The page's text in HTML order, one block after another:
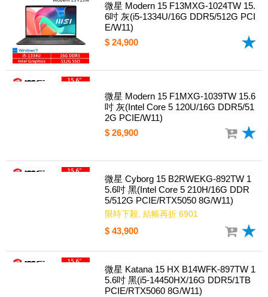
微星 Modern 15 F13MXG-1024TW 15.
6吋 灰(i5-1334U/16G DDR5/512G PCI
E/W11)
$ 24,900
微星 Modern 15 F1MXG-1039TW 15.6
吋 灰(Intel Core 5 120U/16G DDR5/51
2G PCIE/W11)
$ 26,900
微星 Cyborg 15 B2RWEKG-892TW 1
5.6吋 黑(Intel Core 5 210H/16G DDR
5/512G PCIE/RTX5050 8G/W11)
限時下殺, 結帳再折 6901
$ 43,900
微星 Katana 15 HX B14WFK-897TW 1
5.6吋 黑(i5-14450HX/16G DDR5/1TB
PCIE/RTX5060 8G/W11)